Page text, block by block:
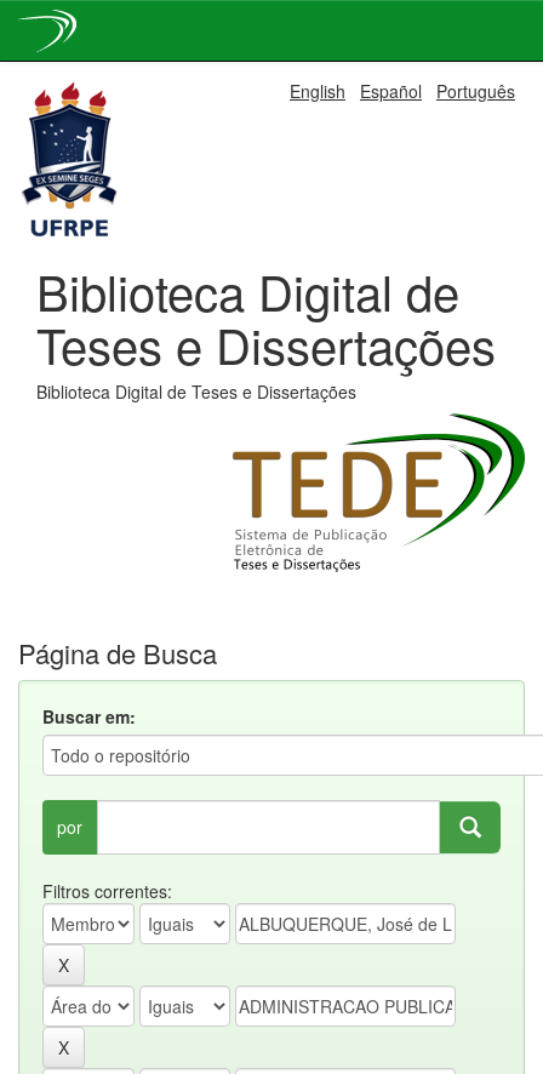
navigation
English Español Português
Biblioteca Digital de
Teses e Dissertações
Biblioteca Digital de Teses e Dissertações
Página de Busca
Buscar em:
por
Filtros correntes: